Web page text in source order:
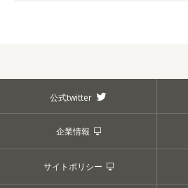
公式twitter
企業情報
サイトポリシー